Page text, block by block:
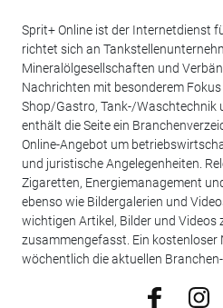
Sprit+ Online ist der Internetdienst
richtet sich an
Mineralölgesellschaften und
Nachrichten mit besonderem
Shop/Gastro, Tank-/
enthält die Seite ein
Online-Angebot um
und juristische Angelegenheiten.
Zigaretten, Energiemanagement
ebenso wie Bildergalerien und
wichtigen Artikel, Bilder und Videos
zusammengefasst. Ein kostenloser
wöchentlich die aktuellen